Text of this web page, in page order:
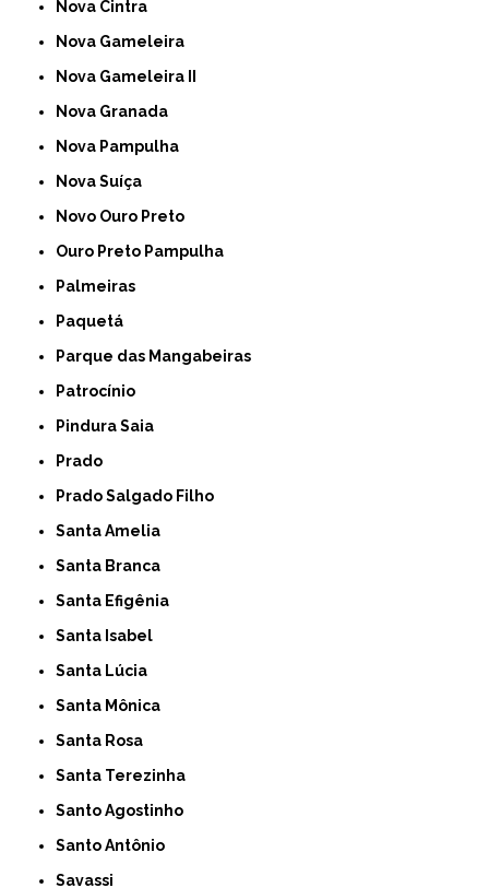
Nova Cintra
Nova Gameleira
Nova Gameleira II
Nova Granada
Nova Pampulha
Nova Suíça
Novo Ouro Preto
Ouro Preto Pampulha
Palmeiras
Paquetá
Parque das Mangabeiras
Patrocínio
Pindura Saia
Prado
Prado Salgado Filho
Santa Amelia
Santa Branca
Santa Efigênia
Santa Isabel
Santa Lúcia
Santa Mônica
Santa Rosa
Santa Terezinha
Santo Agostinho
Santo Antônio
Savassi